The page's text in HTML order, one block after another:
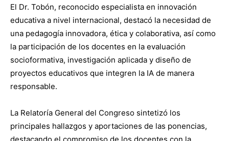
El Dr. Tobón, reconocido especialista en innovación
educativa a nivel internacional, destacó la necesidad de
una pedagogía innovadora, ética y colaborativa, así como
la participación de los docentes en la evaluación
socioformativa, investigación aplicada y diseño de
proyectos educativos que integren la IA de manera
responsable.
La Relatoría General del Congreso sintetizó los
principales hallazgos y aportaciones de las ponencias,